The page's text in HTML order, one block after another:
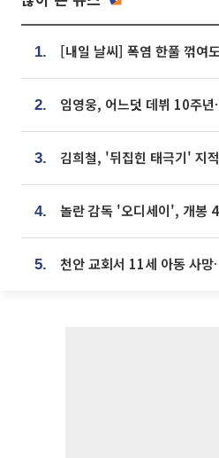
1.
2.
3.
4.
5.